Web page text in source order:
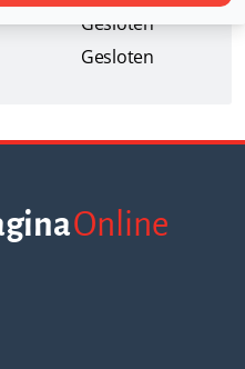
Gesloten
Gesloten
Online